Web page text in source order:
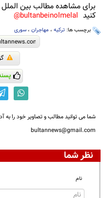
برای مشاهده مطالب بین الملل
کنید bultanbeinolmelal@
برچسب ها: ترکیه ، مهاجران ، سوری
شما می توانید مطالب و تصاویر خود را به
bultannews@gmail.com
نظر شما
نام